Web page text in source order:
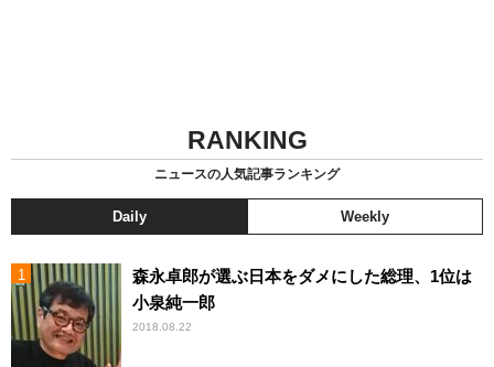
RANKING
ニュースの人気記事ランキング
Daily Weekly
森永卓郎が選ぶ日本をダメにした総理、1位は
小泉純一郎
2018.08.22